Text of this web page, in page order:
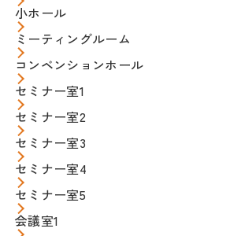
小ホール
ミーティングルーム
コンベンションホール
セミナー室1
セミナー室2
セミナー室3
セミナー室4
セミナー室5
会議室1